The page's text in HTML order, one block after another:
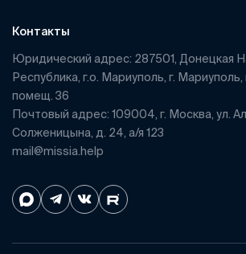
Контакты
Юридический адрес: 287501, Донецкая
Республика, г.о. Мариуполь, г. Мариуполь,
помещ. 36
Почтовый адрес: 109004, г. Москва, ул.
Солженицына, д. 24, а/я 123
mail@missia.help